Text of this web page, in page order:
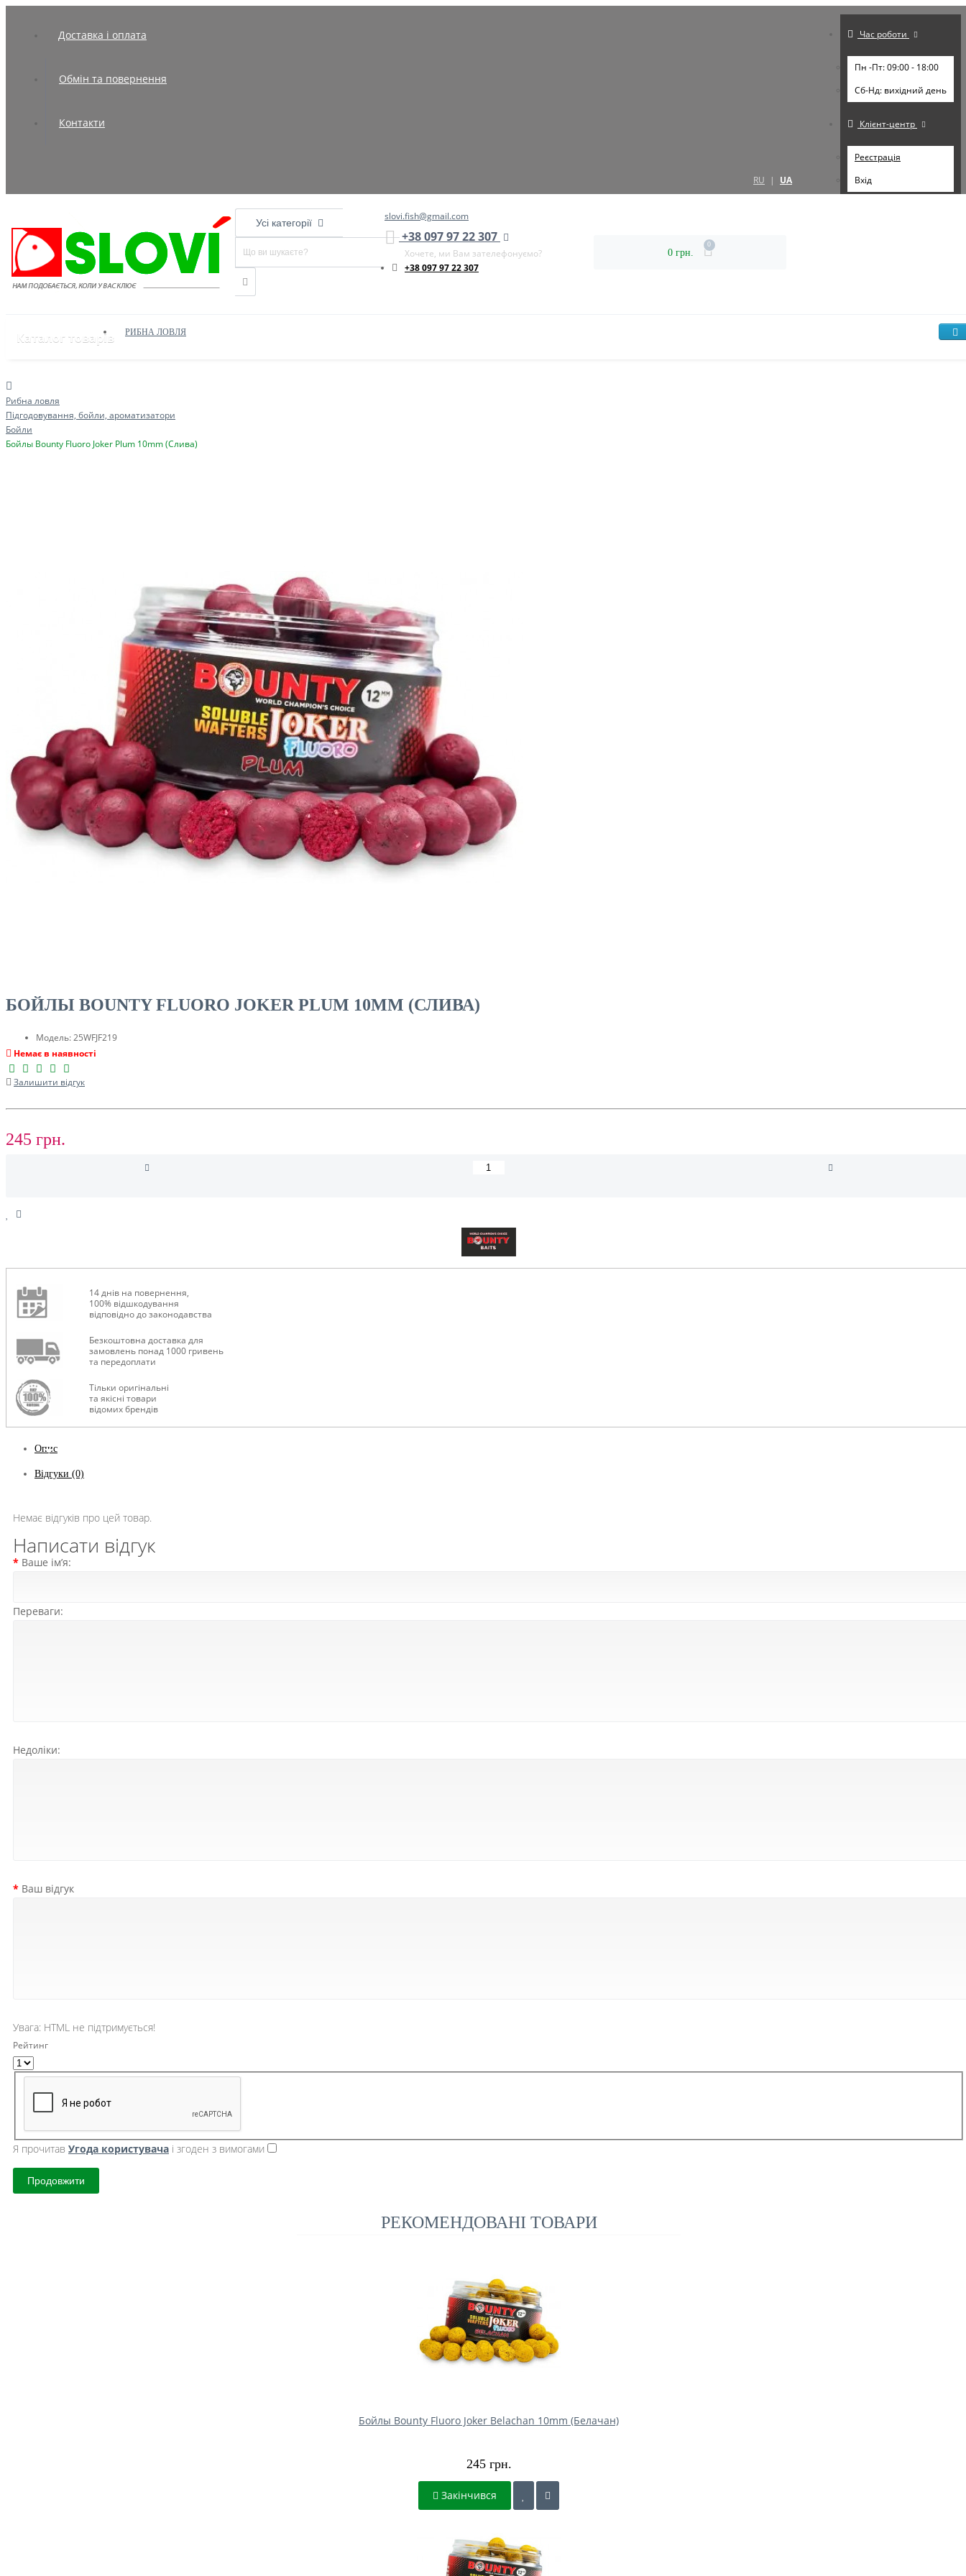
Доставка і оплата
Обмін та повернення
Контакти
RU | UA
Час роботи
Пн -Пт: 09:00 - 18:00
Cб-Нд: вихідний день
Клієнт-центр
Реєстрація
Вхід
Усі категорії
slovi.fish@gmail.com
+38 097 97 22 307
Хочете, ми Вам зателефонуємо?
+38 097 97 22 307
0 грн.
0
Каталог товарів РИБНА ЛОВЛЯ
ЧОВНИ ТА МОТОРИ
Рибна ловля
Підгодовування, бойли, ароматизатори
Бойли
Бойлы Bounty Fluoro Joker Plum 10mm (Слива)
БОЙЛЫ BOUNTY FLUORO JOKER PLUM 10MM (СЛИВА)
Модель:25WFJF219
Немає в наявності
Залишити відгук
245 грн.
14 днів на повернення,
100% відшкодування
відповідно до законодавства
Безкоштовна доставка для
замовлень понад 1000 гривень
та передоплати
Тільки оригінальні
та якісні товари
відомих брендів
Опис
Відгуки (0)
Немає відгуків про цей товар.
Написати відгук
Ваше ім’я:
Переваги:
Недоліки:
Ваш відгук
Увага: HTML не підтримується!
Рейтинг
Я прочитав Угода користувача і згоден з вимогами
Продовжити
РЕКОМЕНДОВАНІ ТОВАРИ
Бойлы Bounty Fluoro Joker Belachan 10mm (Белачан)
245 грн.
Закінчився